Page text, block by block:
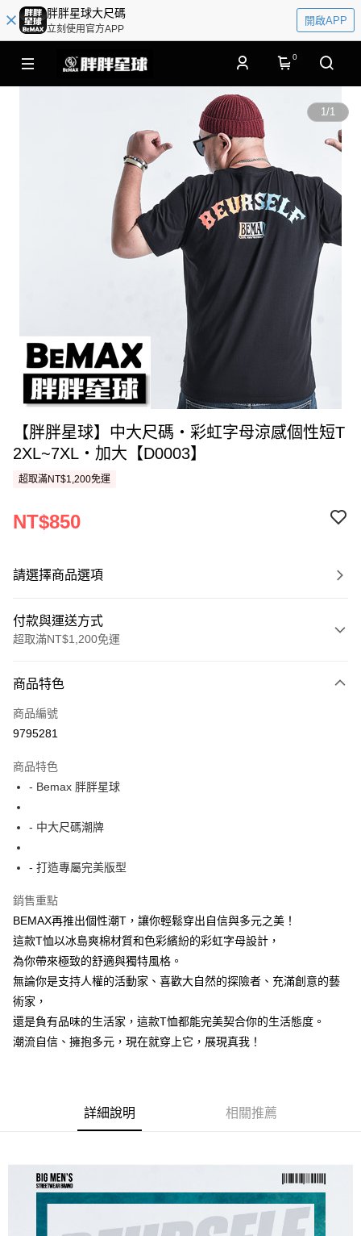
胖胖星球大尺碼
立刻使用官方APP
開啟APP
0
1/1
【胖胖星球】中大尺碼‧彩虹字母涼感個性短T
2XL~7XL‧加大【D0003】
超取滿NT$1,200免運
NT$850
請選擇商品選項
付款與運送方式
超取滿NT$1,200免運
信用卡一次付款
超商取貨付款
Apple Pay
街口支付
AFTEE先享後付
相關說明
AFTEE先享後付是「在收到商品之後才付款」的支付方式。 讓您購物簡單
便利好安心！
１．簡單：不需註冊會員、不需綁卡、不需儲值。
２．便利：只要手機號碼，簡訊認證，即可結帳。
３．安心：先確認商品／服務後，再付款。
１．於結帳方式選擇「AFTEE先享後付」後，將跳轉至「AFTEE先享後付」
結帳頁面，進行簡訊認證並確認金額後，即可完成結帳。
購買商品的店家。未經商家同意取消之訂單仍視為有效，需透過AFTEE先享
後付繳納相關費用。
客戶支援中心」
https://netprotections.freshdesk.com/support/home
１．透過由恩沛科技股份有限公司提供之「AFTEE先享後付」服務完成之交
易，需依本服務之必要範圍內提供個人資料，並將交易相關給付款項請求債
ATM付款
運送方式
全家付款取貨
每筆NT$150
7-11付款取貨
每筆NT$80，滿NT$1,200(含以上)免運費
商品特色
商品編號
9795281
商品特色
- Bemax 胖胖星球
- 中大尺碼潮牌
- 打造專屬完美版型
銷售重點
BEMAX再推出個性潮T，讓你輕鬆穿出自信與多元之美！
這款T恤以冰島爽棉材質和色彩繽紛的彩虹字母設計，
為你帶來極致的舒適與獨特風格。
無論你是支持人權的活動家、喜歡大自然的探險者、充滿創意的藝
術家，
還是負有品味的生活家，這款T恤都能完美契合你的生活態度。
潮流自信、擁抱多元，現在就穿上它，展現真我！
詳細說明 相關推薦